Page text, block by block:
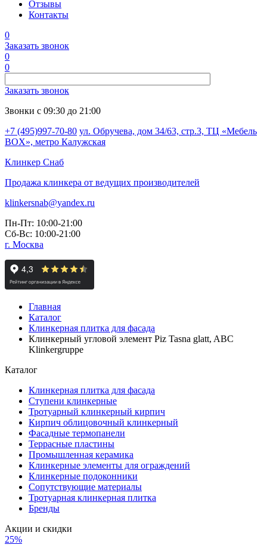
Отзывы
Контакты
0
Заказать звонок
0
0
Заказать звонок
Звонки с 09:30 до 21:00
+7 (495)997-70-80 ул. Обручева, дом 34/63, стр.3, ТЦ «Мебель
BOX», метро Калужская
Клинкер Снаб
Продажа клинкера от ведущих производителей
klinkersnab@yandex.ru
Пн-Пт: 10:00-21:00
Сб-Вс: 10:00-21:00
г. Москва
Главная
Каталог
Клинкерная плитка для фасада
Клинкерный угловой элемент Piz Tasna glatt, ABC
Klinkergruppe
Каталог
Клинкерная плитка для фасада
Ступени клинкерные
Тротуарный клинкерный кирпич
Кирпич облицовочный клинкерный
Фасадные термопанели
Террасные пластины
Промышленная керамика
Клинкерные элементы для ограждений
Клинкерные подоконники
Сопутствующие материалы
Тротуарная клинкерная плитка
Бренды
Акции и скидки
25%